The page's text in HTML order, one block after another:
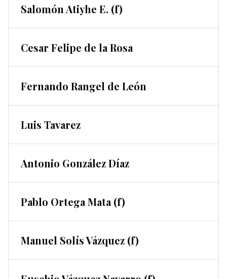
Salomón Atiyhe E. (f)
Cesar Felipe de la Rosa
Fernando Rangel de León
Luis Tavarez
Antonio González Díaz
Pablo Ortega Mata (f)
Manuel Solís Vázquez (f)